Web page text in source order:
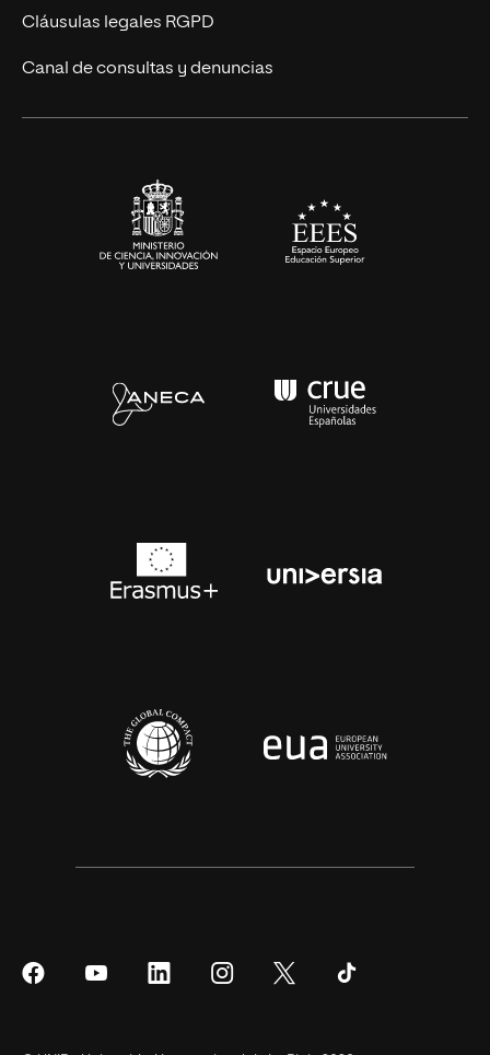
Diseño
Ciencias de la Salud
Cláusulas legales RGPD
Canal de consultas y denuncias
SíguenosSíguenos
SíguenosSíguenos
Síguenos